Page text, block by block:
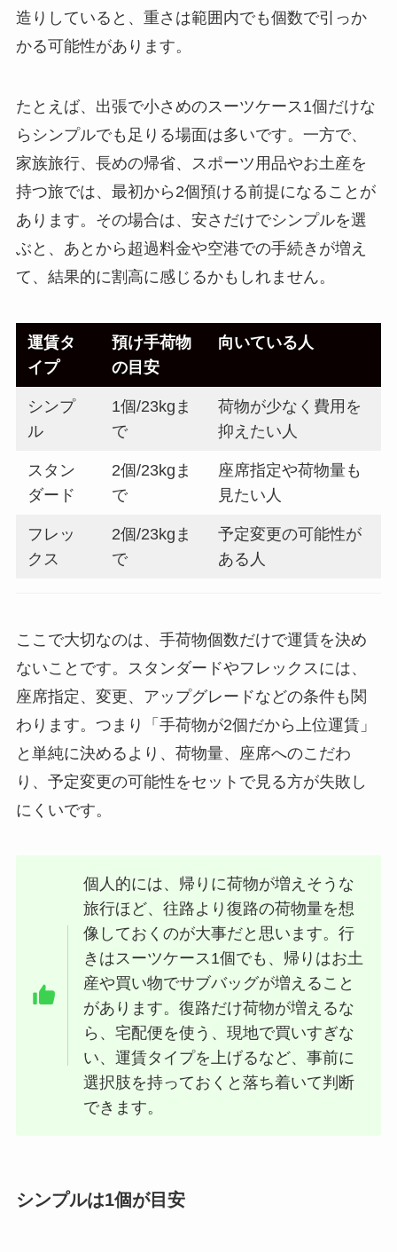
造りしていると、重さは範囲内でも個数で引っか
かる可能性があります。
たとえば、出張で小さめのスーツケース1個だけな
らシンプルでも足りる場面は多いです。一方で、
家族旅行、長めの帰省、スポーツ用品やお土産を
持つ旅では、最初から2個預ける前提になることが
あります。その場合は、安さだけでシンプルを選
ぶと、あとから超過料金や空港での手続きが増え
て、結果的に割高に感じるかもしれません。
運賃タ
イプ
預け手荷物
の目安
向いている人
シンプ
ル
1個/23kgま
で
荷物が少なく費用を
抑えたい人
スタン
ダード
2個/23kgま
で
座席指定や荷物量も
見たい人
フレッ
クス
2個/23kgま
で
予定変更の可能性が
ある人
ここで大切なのは、手荷物個数だけで運賃を決め
ないことです。スタンダードやフレックスには、
座席指定、変更、アップグレードなどの条件も関
わります。つまり「手荷物が2個だから上位運賃」
と単純に決めるより、荷物量、座席へのこだわ
り、予定変更の可能性をセットで見る方が失敗し
にくいです。
個人的には、帰りに荷物が増えそうな
旅行ほど、往路より復路の荷物量を想
像しておくのが大事だと思います。行
きはスーツケース1個でも、帰りはお土
産や買い物でサブバッグが増えること
があります。復路だけ荷物が増えるな
ら、宅配便を使う、現地で買いすぎな
い、運賃タイプを上げるなど、事前に
選択肢を持っておくと落ち着いて判断
できます。
シンプルは1個が目安